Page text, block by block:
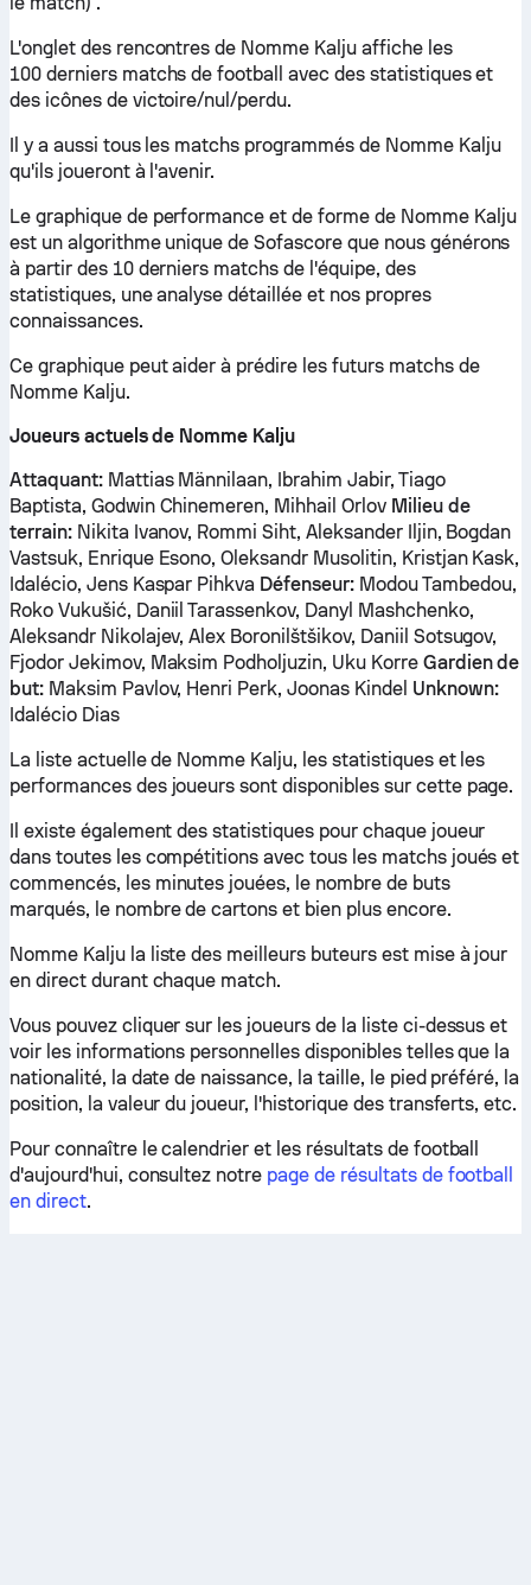
L'onglet des rencontres de Nomme Kalju affiche les
100 derniers matchs de football avec des statistiques et
des icônes de victoire/nul/perdu.
Il y a aussi tous les matchs programmés de Nomme Kalju
qu'ils joueront à l'avenir.
Le graphique de performance et de forme de Nomme Kalju
est un algorithme unique de Sofascore que nous générons
à partir des 10 derniers matchs de l'équipe, des
statistiques, une analyse détaillée et nos propres
connaissances.
Ce graphique peut aider à prédire les futurs matchs de
Nomme Kalju.
Joueurs actuels de Nomme Kalju
Attaquant:Mattias Männilaan, Ibrahim Jabir, Tiago
Baptista, Godwin Chinemeren, Mihhail Orlov Milieu de
terrain:Nikita Ivanov, Rommi Siht, Aleksander Iljin, Bogdan
Vastsuk, Enrique Esono, Oleksandr Musolitin, Kristjan Kask,
Idalécio, Jens Kaspar Pihkva Défenseur:Modou Tambedou,
Roko Vukušić, Daniil Tarassenkov, Danyl Mashchenko,
Aleksandr Nikolajev, Alex Boronilštšikov, Daniil Sotsugov,
Fjodor Jekimov, Maksim Podholjuzin, Uku Korre Gardien de
but:Maksim Pavlov, Henri Perk, Joonas Kindel Unknown:
Idalécio Dias
La liste actuelle de Nomme Kalju, les statistiques et les
performances des joueurs sont disponibles sur cette page.
Il existe également des statistiques pour chaque joueur
dans toutes les compétitions avec tous les matchs joués et
commencés, les minutes jouées, le nombre de buts
marqués, le nombre de cartons et bien plus encore.
Nomme Kalju la liste des meilleurs buteurs est mise à jour
en direct durant chaque match.
Vous pouvez cliquer sur les joueurs de la liste ci-dessus et
voir les informations personnelles disponibles telles que la
nationalité, la date de naissance, la taille, le pied préféré, la
position, la valeur du joueur, l'historique des transferts, etc.
Pour connaître le calendrier et les résultats de football
d'aujourd'hui, consultez notre page de résultats de football
en direct.